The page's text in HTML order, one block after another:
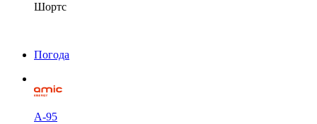
Шортс
Погода
А-95